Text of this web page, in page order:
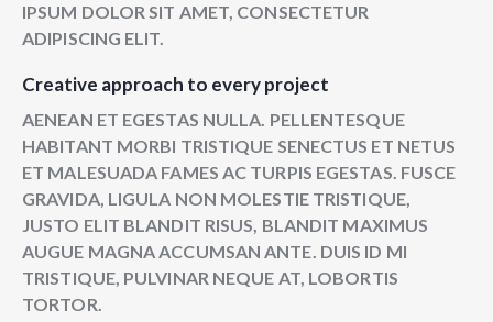
IPSUM DOLOR SIT AMET, CONSECTETUR
ADIPISCING ELIT.
Creative approach to every project
AENEAN ET EGESTAS NULLA. PELLENTESQUE
HABITANT MORBI TRISTIQUE SENECTUS ET NETUS
ET MALESUADA FAMES AC TURPIS EGESTAS. FUSCE
GRAVIDA, LIGULA NON MOLESTIE TRISTIQUE,
JUSTO ELIT BLANDIT RISUS, BLANDIT MAXIMUS
AUGUE MAGNA ACCUMSAN ANTE. DUIS ID MI
TRISTIQUE, PULVINAR NEQUE AT, LOBORTIS
TORTOR.